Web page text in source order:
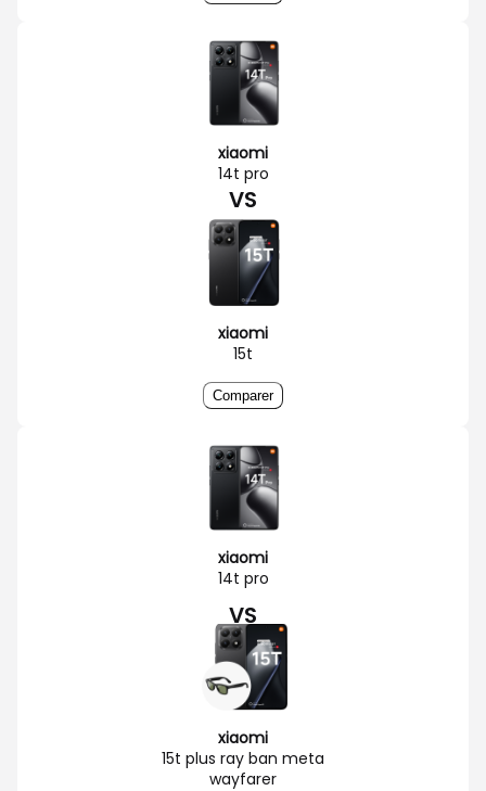
xiaomi
14t pro
VS
xiaomi
15t
Comparer
xiaomi
14t pro
VS
xiaomi
15t plus ray ban meta
wayfarer